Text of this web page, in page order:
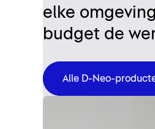
elke
budget de
Alle D-Neo-